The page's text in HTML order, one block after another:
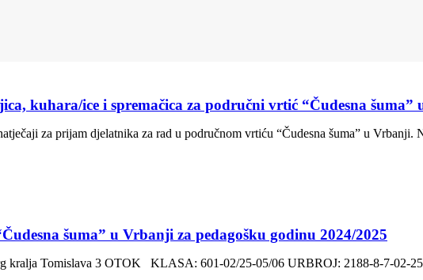
kuhara/ice i spremačica za područni vrtić “Čudesna šuma”
za prijam djelatnika za rad u područnom vrtiću “Čudesna šuma” u
šuma” u Vrbanji za pedagošku godinu 2024/2025
kralja Tomislava 3 OTOK KLASA: 601-02/25-05/06 URBROJ: 2188-8-7-02-